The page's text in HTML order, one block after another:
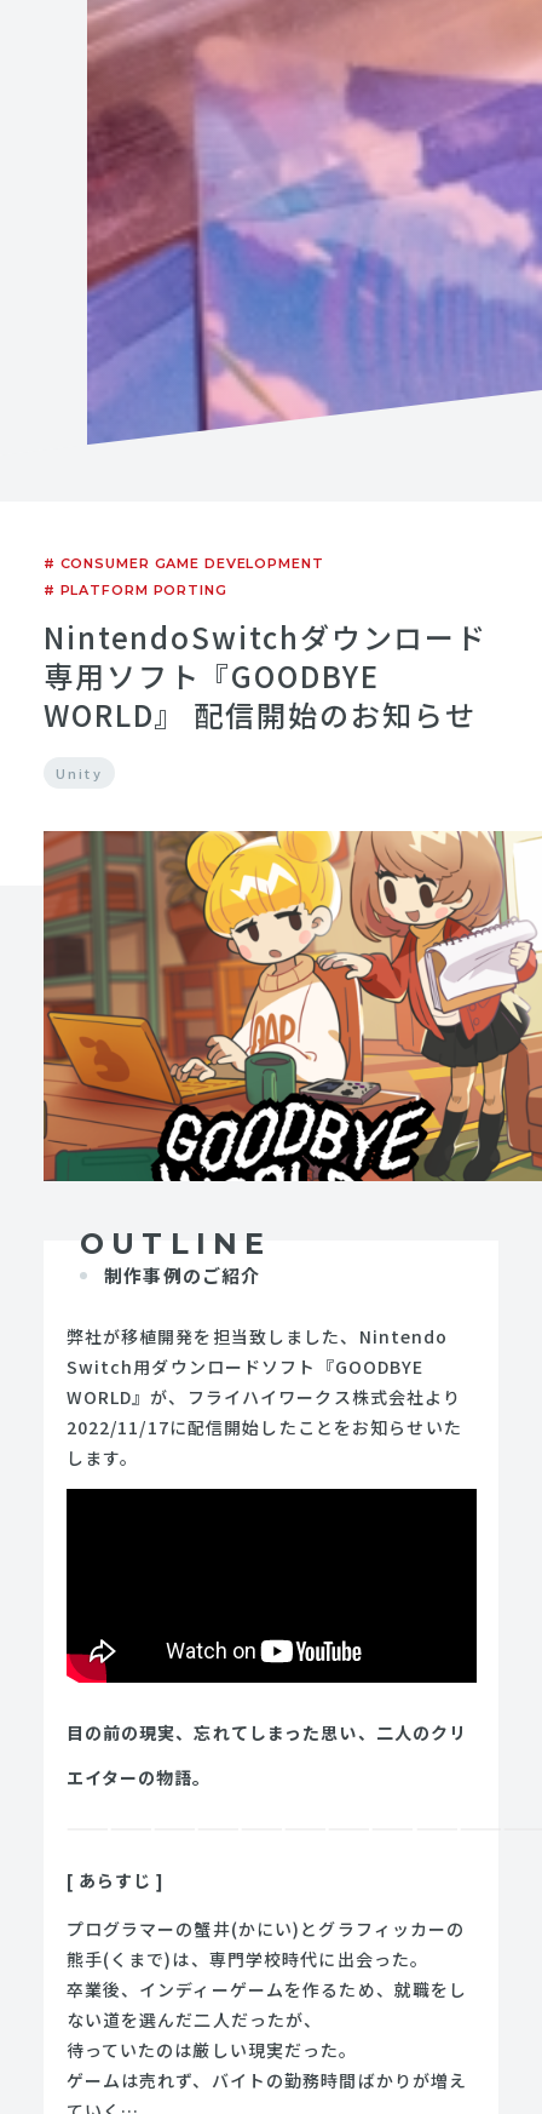
# CONSUMER GAME DEVELOPMENT
# PLATFORM PORTING
NintendoSwitchダウンロード
専用ソフト『GOODBYE
WORLD』 配信開始のお知らせ
Unity
OUTLINE
制作事例のご紹介
弊社が移植開発を担当致しました、Nintendo
Switch用ダウンロードソフト『GOODBYE
WORLD』が、フライハイワークス株式会社より
2022/11/17に配信開始したことをお知らせいた
します。
目の前の現実、忘れてしまった思い、二人のクリ
エイターの物語。
[ あらすじ ]
プログラマーの蟹井(かにい)とグラフィッカーの
熊手(くまで)は、専門学校時代に出会った。
卒業後、インディーゲームを作るため、就職をし
ない道を選んだ二人だったが、
待っていたのは厳しい現実だった。
ゲームは売れず、バイトの勤務時間ばかりが増え